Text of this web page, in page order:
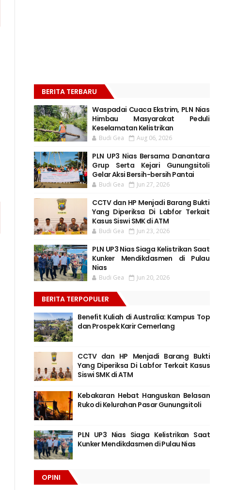
BERITA TERBARU
Waspadai Cuaca Ekstrim, PLN Nias
Himbau Masyarakat Peduli
Keselamatan Kelistrikan
Budi Gea Aug 06, 2026
PLN UP3 Nias Bersama Danantara
Grup Serta Kejari Gunungsitoli
Gelar Aksi Bersih-bersih Pantai
Budi Gea Jun 27, 2026
CCTV dan HP Menjadi Barang Bukti
Yang Diperiksa Di Labfor Terkait
Kasus Siswi SMK di ATM
Budi Gea Jun 23, 2026
PLN UP3 Nias Siaga Kelistrikan Saat
Kunker Mendikdasmen di Pulau
Nias
Budi Gea Jun 20, 2026
BERITA TERPOPULER
Benefit Kuliah di Australia: Kampus Top
dan Prospek Karir Cemerlang
CCTV dan HP Menjadi Barang Bukti
Yang Diperiksa Di Labfor Terkait Kasus
Siswi SMK di ATM
Kebakaran Hebat Hanguskan Belasan
Ruko di Kelurahan Pasar Gunungsitoli
PLN UP3 Nias Siaga Kelistrikan Saat
Kunker Mendikdasmen di Pulau Nias
OPINI